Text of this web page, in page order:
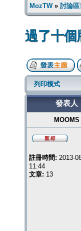
MozTW» 討論區
過了十個
列印模式
發表人
MOOMS
註冊時間: 2013-
11:44
文章: 13